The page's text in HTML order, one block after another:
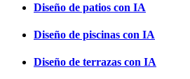
Diseño de patios con IA
Diseño de piscinas con IA
Diseño de terrazas con IA